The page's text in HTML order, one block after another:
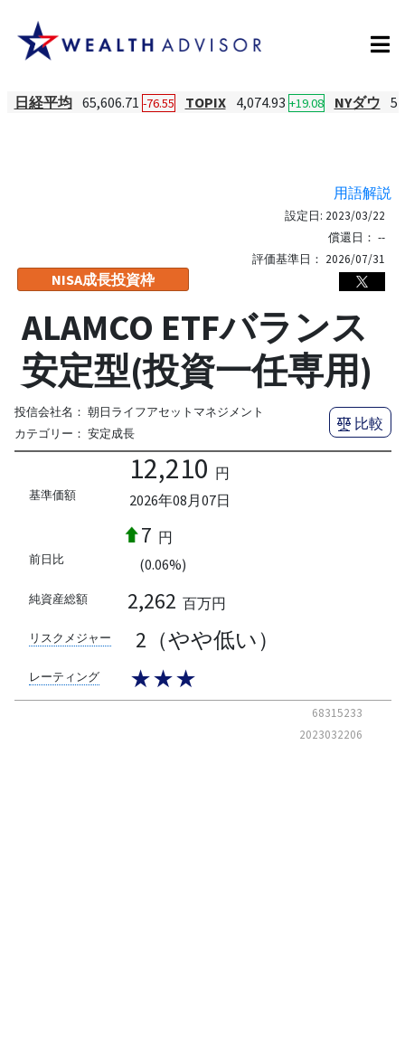
日経平均 65,606.71 -76.55 TOPIX 4,074.93 +19.08 NYダウ
用語解説
NISA成長投資枠
設定日: 2023/03/22
償還日： --
評価基準日： 2026/07/31
ALAMCO ETFバランス
安定型(投資一任専用)
投信会社名： 朝日ライフアセットマネジメント
カテゴリー： 安定成長
比較
基準価額
12,210 円
2026年08月07日
前日比
7 円
(0.06%)
純資産総額 2,262 百万円
リスクメジャー 2（やや低い）
レーティング ★★★
68315233
2023032206